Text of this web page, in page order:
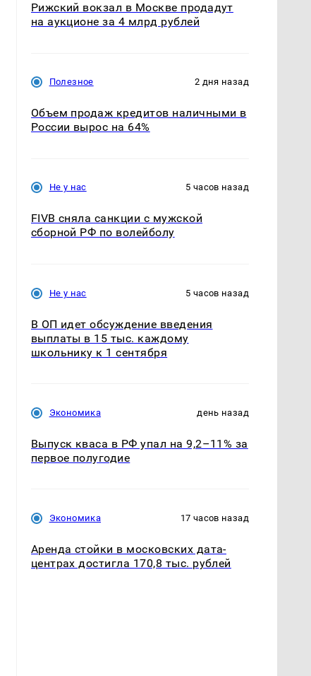
Рижский вокзал в Москве продадут
на аукционе за 4 млрд рублей
Полезное 2 дня назад
Объем продаж кредитов наличными в
России вырос на 64%
Не у нас 5 часов назад
FIVB сняла санкции с мужской
сборной РФ по волейболу
Не у нас 5 часов назад
В ОП идет обсуждение введения
выплаты в 15 тыс. каждому
школьнику к 1 сентября
Экономика день назад
Выпуск кваса в РФ упал на 9,2–11% за
первое полугодие
Экономика 17 часов назад
Аренда стойки в московских дата-
центрах достигла 170,8 тыс. рублей